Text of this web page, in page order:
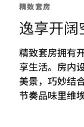
精致套房
逸享开阔
精致套房拥有
享生活。房内
美景，巧妙结
节奏品味里维